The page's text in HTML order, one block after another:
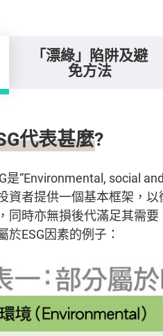
「漂綠」陷阱及避
免方法
應用
代表甚麼?
是“Environmental, social
資者提供一個基本框架，
同時亦無損後代滿足其需
於ESG因素的例子：